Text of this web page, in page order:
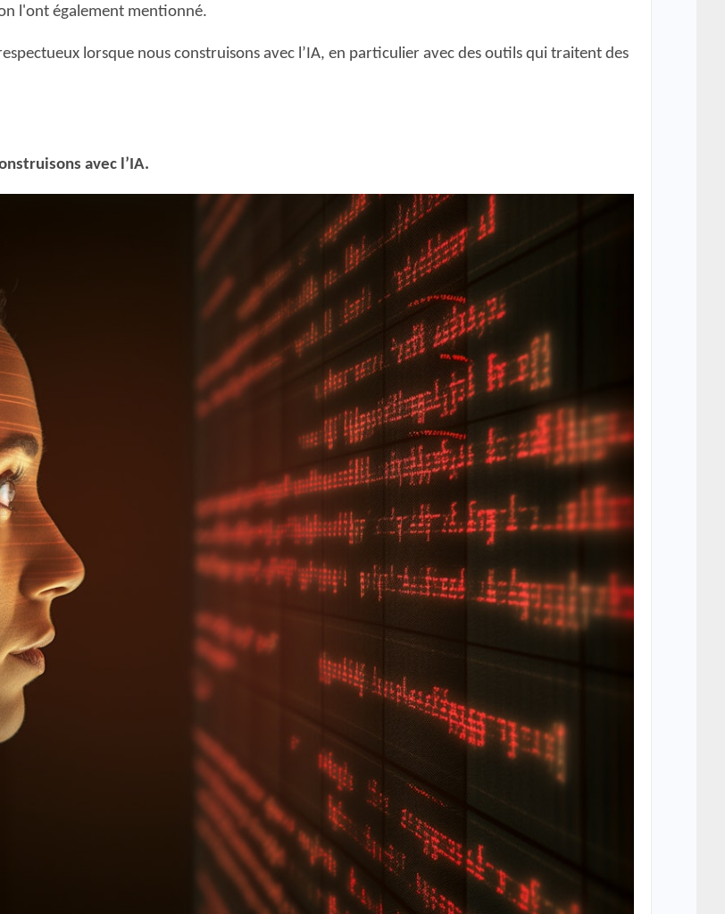
l'ont également mentionné.
lorsque nous construisons avec l’IA, en particulier avec des outils qui traitent des
avec l’IA.